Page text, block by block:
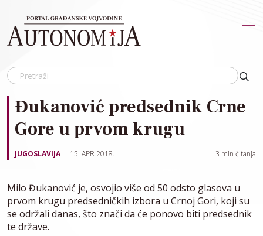
Đukanović predsednik Crne
Gore u prvom krugu
JUGOSLAVIJA 15. APR 2018. 3 min čitanja
Milo Đukanović je, osvojio više od 50 odsto glasova u
prvom krugu predsedničkih izbora u Crnoj Gori, koji su
se održali danas, što znači da će ponovo biti predsednik
te države.